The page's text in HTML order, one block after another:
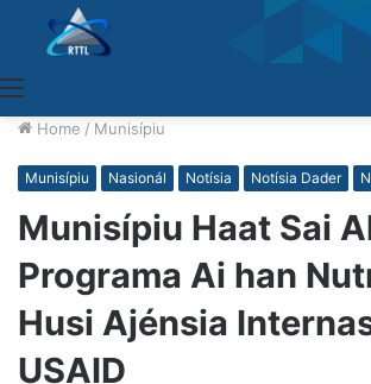
Home / Munisípiu
Munisípiu Nasionál Notísia Notísia Dader
Munisípiu Haat Sai
Programa Ai han
Husi Ajénsia
USAID